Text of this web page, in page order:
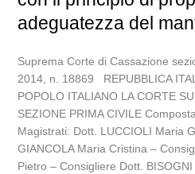
adeguatezza del
Suprema Corte di Cassazione
2014, n. 18869 REPUBBLICA
POPOLO ITALIANO LA CORTE
SEZIONE PRIMA CIVILE
Magistrati: Dott. LUCCIOLI Maria
GIANCOLA Maria Cristina –
Pietro – Consigliere Dott.